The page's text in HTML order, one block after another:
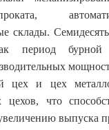
склады.
период бурной
цех и цех
цехов, что
выпуска